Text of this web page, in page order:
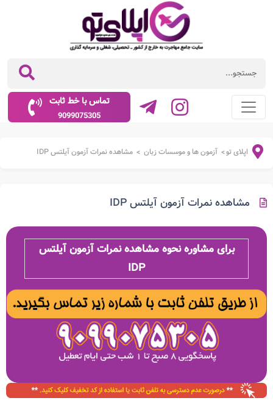
تماس با خط ثابت
9099075305
اپلای تو> آزمون ها و موسسات زبان > مشاهده نمرات آزمون آیلتس IDP
مشاهده نمرات آزمون آیلتس IDP
برای مشاوره نحوه مشاهده نمرات آزمون آیلتس
IDP